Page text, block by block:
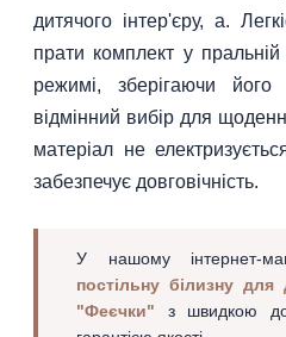
дитячого інтер'єру, а.
прати комплект у
режимі, зберігаючи
відмінний вибір для
матеріал не
забезпечує довговічність.
У нашому інтернет-
постільну білизну
"Феєчки" з швидкою